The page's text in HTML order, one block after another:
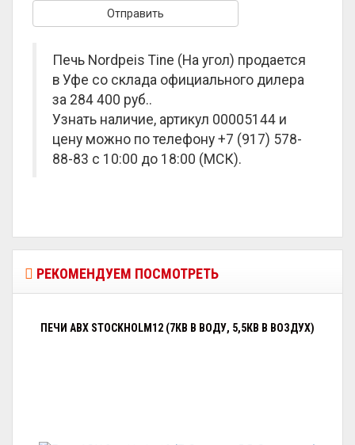
Печь Nordpeis Tine (На угол) продается
в Уфе со склада официального дилера
за 284 400 руб..
Узнать наличие, артикул 00005144 и
цену можно по телефону +7 (917) 578-
88-83 с 10:00 до 18:00 (МСК).
РЕКОМЕНДУЕМ ПОСМОТРЕТЬ
ПЕЧИ ABX STOCKHOLM12 (7КВ В ВОДУ, 5,5КВ В ВОЗДУХ)